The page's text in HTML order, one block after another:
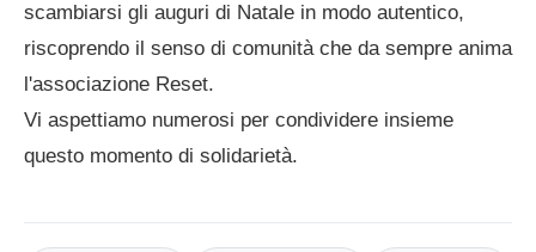
scambiarsi gli auguri di Natale in modo autentico,
riscoprendo il senso di comunità che da sempre anima
l'associazione Reset.
Vi aspettiamo numerosi per condividere insieme
questo momento di solidarietà.